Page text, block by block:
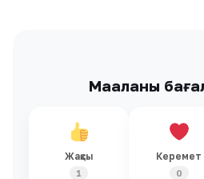
Мақаланы
Жақсы
1
Керемет
0